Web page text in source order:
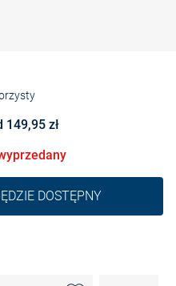
149,95 zł
DOSTĘPNY